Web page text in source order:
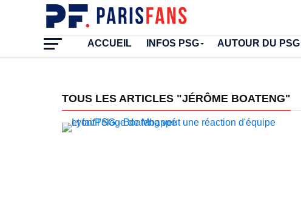
ACCUEIL INFOS PSG AUTOUR DU PSG
TOUS LES ARTICLES "JÉRÔME BOATENG"